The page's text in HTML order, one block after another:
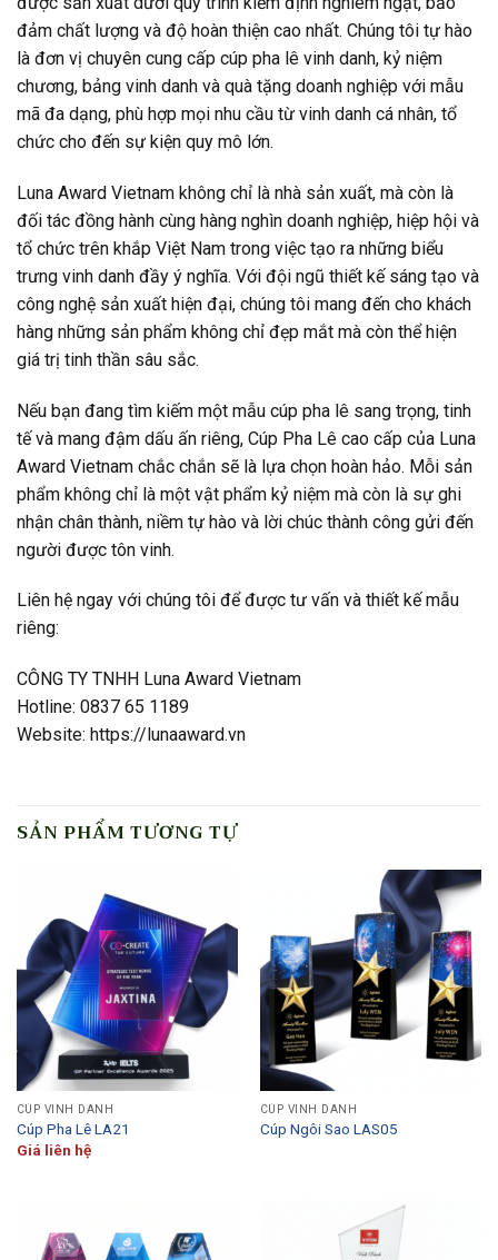
đảm chất lượng và độ hoàn thiện cao nhất. Chúng tôi tự hào
là đơn vị chuyên cung cấp cúp pha lê vinh danh, kỷ niệm
chương, bảng vinh danh và quà tặng doanh nghiệp với mẫu
mã đa dạng, phù hợp mọi nhu cầu từ vinh danh cá nhân, tổ
chức cho đến sự kiện quy mô lớn.
Luna Award Vietnam không chỉ là nhà sản xuất, mà còn là
đối tác đồng hành cùng hàng nghìn doanh nghiệp, hiệp hội và
tổ chức trên khắp Việt Nam trong việc tạo ra những biểu
trưng vinh danh đầy ý nghĩa. Với đội ngũ thiết kế sáng tạo và
công nghệ sản xuất hiện đại, chúng tôi mang đến cho khách
hàng những sản phẩm không chỉ đẹp mắt mà còn thể hiện
giá trị tinh thần sâu sắc.
Nếu bạn đang tìm kiếm một mẫu cúp pha lê sang trọng, tinh
tế và mang đậm dấu ấn riêng, Cúp Pha Lê cao cấp của Luna
Award Vietnam chắc chắn sẽ là lựa chọn hoàn hảo. Mỗi sản
phẩm không chỉ là một vật phẩm kỷ niệm mà còn là sự ghi
nhận chân thành, niềm tự hào và lời chúc thành công gửi đến
người được tôn vinh.
Liên hệ ngay với chúng tôi để được tư vấn và thiết kế mẫu
riêng:
CÔNG TY TNHH Luna Award Vietnam
Hotline: 0837 65 1189
Website: https://lunaaward.vn
SẢN PHẨM TƯƠNG TỰ
CÚP VINH DANH
Cúp Pha Lê LA21
Giá liên hệ
CÚP VINH DANH
Cúp Ngôi Sao LAS05